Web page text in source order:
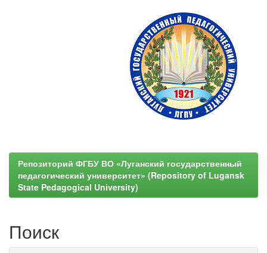
Репозиторий ФГБУ ВО «Луганский государственный
педагогический университет» (Repository of Lugansk
State Pedagogical University)
Поиск